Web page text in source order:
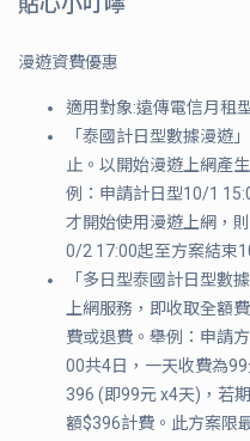
漫遊資費優惠
適用對象:遠傳電信月租
「泰國計日型數據漫遊
止。以開始漫遊上網產
例：申請計日型10/1
才開始使用漫遊上網，
0/2 17:00起至方案結束
「多日型泰國計日型數
上網服務，即收取全額
費或退費。舉例：申請
00共4日，一天收費為
396 (即99元 x4天)，若
額$396計費。此方案限